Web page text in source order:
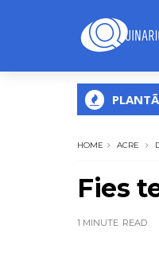
HOME ACRE
Fies
1 MINUTE READ